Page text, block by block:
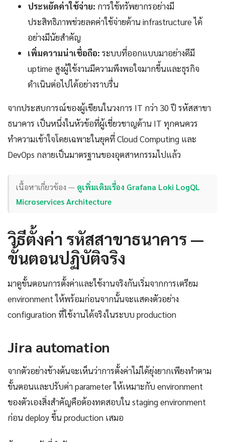
ประหยัดค่าใช้จ่าย: การใช้ทรัพยากรอย่างมี
ประสิทธิภาพช่วยลดค่าใช้จ่ายด้าน infrastructure ได้
อย่างมีนัยสำคัญ
เพิ่มความน่าเชื่อถือ: ระบบที่ออกแบบมาอย่างดีมี
uptime สูงผู้ใช้งานมีความพึงพอใจมากขึ้นและธุรกิจ
ดำเนินต่อไปได้อย่างราบรื่น
จากประสบการณ์ของผู้เขียนในวงการ IT กว่า 30 ปี รหัสสาขา
ธนาคาร เป็นหนึ่งในหัวข้อที่ผู้เชี่ยวชาญด้าน IT ทุกคนควร
ทำความเข้าใจโดยเฉพาะในยุคที่ Cloud Computing และ
DevOps กลายเป็นมาตรฐานของอุตสาหกรรมไปแล้ว
เนื้อหาเกี่ยวข้อง — ดูเพิ่มเติมเรื่อง Grafana Loki LogQL
Microservices Architecture
วิธีตั้งค่า รหัสสาขาธนาคาร —
ขั้นตอนปฏิบัติจริง
มาดูขั้นตอนการตั้งค่าและใช้งานจริงกันเริ่มจากการเตรียม
environment ให้พร้อมก่อนจากนั้นจะแสดงตัวอย่าง
configuration ที่ใช้งานได้จริงในระบบ production
Jira automation
จากตัวอย่างข้างต้นจะเห็นว่าการตั้งค่าไม่ได้ยุ่งยากเพียงทำตาม
ขั้นตอนและปรับค่า parameter ให้เหมาะกับ environment
ของตัวเองสิ่งสำคัญคือต้องทดสอบใน staging environment
ก่อน deploy ขึ้น production เสมอ